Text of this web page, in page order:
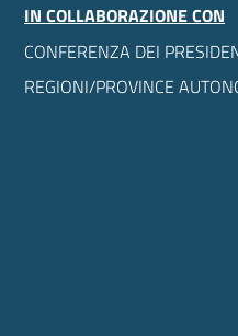
IN COLLABORAZIONE CON
CONFERENZA DEI
REGIONI/PROVINCE